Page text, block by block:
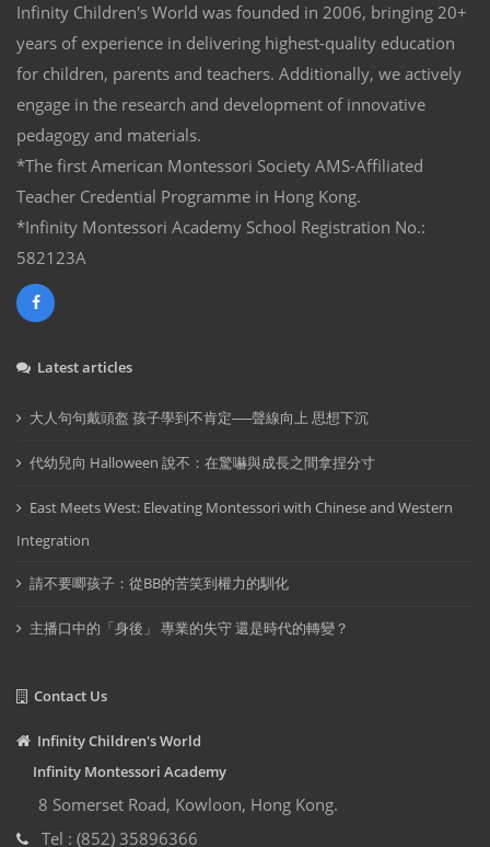
Infinity Children's World was founded in 2006, bringing 20+
years of experience in delivering highest-quality education
for children, parents and teachers. Additionally, we actively
engage in the research and development of innovative
pedagogy and materials.
*The first American Montessori Society AMS-Affiliated
Teacher Credential Programme in Hong Kong.
*Infinity Montessori Academy School Registration No.:
582123A
Latest articles
大人句句戴頭盔 孩子學到不肯定──聲線向上 思想下沉
代幼兒向 Halloween 說不：在驚嚇與成長之間拿捏分寸
East Meets West: Elevating Montessori with Chinese and Western
Integration
請不要唧孩子：從BB的苦笑到權力的馴化
主播口中的「身後」 專業的失守 還是時代的轉變？
Contact Us
Infinity Children's World
Infinity Montessori Academy
8 Somerset Road, Kowloon, Hong Kong.
Tel : (852) 35896366